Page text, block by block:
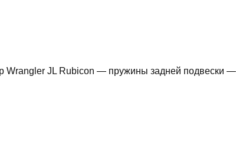
Wrangler JL Rubicon — пружины задней подвески